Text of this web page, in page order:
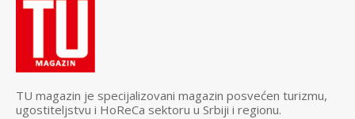
TU magazin je specijalizovani magazin posvećen turizmu,
ugostiteljstvu i HoReCa sektoru u Srbiji i regionu.